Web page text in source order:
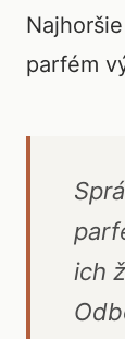
parfém
ich